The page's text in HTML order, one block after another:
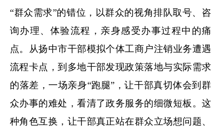
“群众需求”的错位，以群众的视角排队取号、咨
询办理、体验流程，亲身感受办事过程中的痛
点。从扬中市干部模拟个体工商户注销业务遭遇
流程卡点，到多地干部发现政策落地与实际需求
的落差，一场亲身“跑腿”，让干部真切体会到群
众办事的难处，看清了政务服务的细微短板。这
种角色互换，让干部真正站在群众立场想问题、